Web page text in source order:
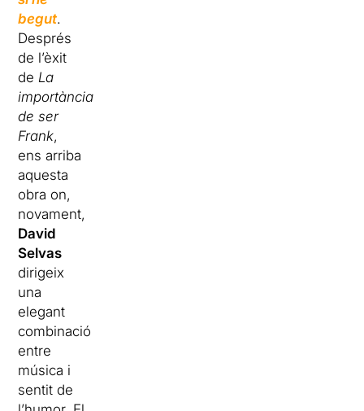
begut.
Després
de l’èxit
de La
importància
de ser
Frank,
ens arriba
aquesta
obra on,
novament,
David
Selvas
dirigeix
una
elegant
combinació
entre
música i
sentit de